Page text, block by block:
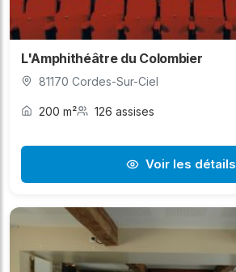
L'Amphithéâtre du Colombier
81170 Cordes-Sur-Ciel
200 m² 126 assises
Voir les détails